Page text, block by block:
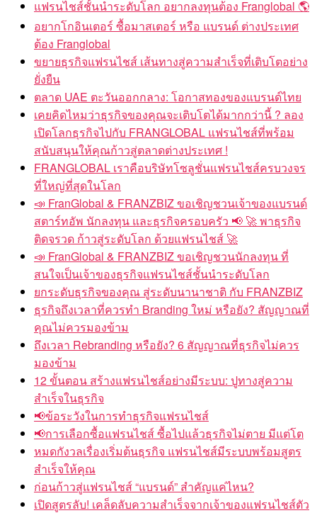
แฟรนไชส์ชั้นนำระดับโลก อยากลงทุนต้อง Franglobal 🌎
อยากโกอินเตอร์ ซื้อมาสเตอร์ หรือ แบรนด์ ต่างประเทศ
ต้อง Franglobal
ขยายธุรกิจแฟรนไชส์ เส้นทางสู่ความสำเร็จที่เติบโตอย่าง
ยั่งยืน
ตลาด UAE ตะวันออกกลาง: โอกาสทองของแบรนด์ไทย
เคยคิดไหมว่าธุรกิจของคุณจะเติบโตได้มากกว่านี้ ? ลอง
เปิดโลกธุรกิจไปกับ FRANGLOBAL แฟรนไชส์ที่พร้อม
สนับสนุนให้คุณก้าวสู่ตลาดต่างประเทศ !
FRANGLOBAL เราคือบริษัทโซลูชั่นแฟรนไชส์ครบวงจร
ที่ใหญ่ที่สุดในโลก
📣 FranGlobal & FRANZBIZ ขอเชิญชวนเจ้าของแบรนด์
สตาร์ทอัพ นักลงทุน และธุรกิจครอบครัว 📢 🚀 พาธุรกิจ
ติดจรวด ก้าวสู่ระดับโลก ด้วยแฟรนไชส์ 🚀
📣 FranGlobal & FRANZBIZ ขอเชิญชวนนักลงทุน ที่
สนใจเป็นเจ้าของธุรกิจแฟรนไชส์ชั้นนำระดับโลก
ยกระดับธุรกิจของคุณ สู่ระดับนานาชาติ กับ FRANZBIZ
ธุรกิจถึงเวลาที่ควรทำ Branding ใหม่ หรือยัง? สัญญาณที่
คุณไม่ควรมองข้าม
ถึงเวลา Rebranding หรือยัง? 6 สัญญาณที่ธุรกิจไม่ควร
มองข้าม
12 ขั้นตอน สร้างแฟรนไชส์อย่างมีระบบ: ปูทางสู่ความ
สำเร็จในธุรกิจ
📢ข้อระวังในการทำธุรกิจแฟรนไชส์
📢การเลือกซื้อแฟรนไชส์ ซื้อไปแล้วธุรกิจไม่ตาย มีแต่โต
หมดกังวลเรื่องเริ่มต้นธุรกิจ แฟรนไชส์มีระบบพร้อมสูตร
สำเร็จให้คุณ
ก่อนก้าวสู่แฟรนไชส์ “แบรนด์” สำคัญแค่ไหน?
เปิดสูตรลับ! เคล็ดลับความสำเร็จจากเจ้าของแฟรนไชส์ตัว